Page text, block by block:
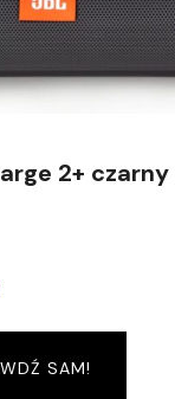
2+ czarny
SAM!